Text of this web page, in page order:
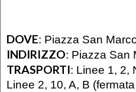
DOVE: Piazza San
INDIRIZZO: Piazza San
TRASPORTI: Linee 1, 2,
Linee 2, 10, A, B